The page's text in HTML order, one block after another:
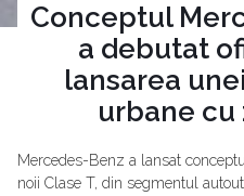
Conceptul
a debutat
lansarea
urbane cu
Mercedes-Benz a lansat
noii Clase T, din segmentul